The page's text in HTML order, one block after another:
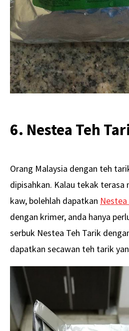
6. Nestea Teh
Orang Malaysia dengan teh
dipisahkan. Kalau tekak terasa
kaw, bolehlah dapatkan
dengan krimer, anda hanya
serbuk Nestea Teh Tarik
dapatkan secawan teh tarik